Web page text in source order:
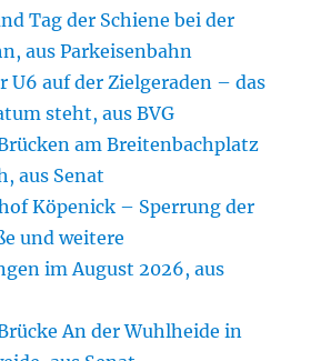
Tag der Schiene bei der
aus Parkeisenbahn
U6 auf der Zielgeraden – das
steht, aus BVG
am Breitenbachplatz
aus Senat
Köpenick – Sperrung der
und weitere
im August 2026, aus
An der Wuhlheide in